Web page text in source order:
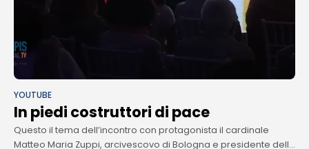
YOUTUBE
In piedi costruttori di pace
Questo il tema dell’incontro con protagonista il cardinale
Matteo Maria Zuppi, arcivescovo di Bologna e presidente della